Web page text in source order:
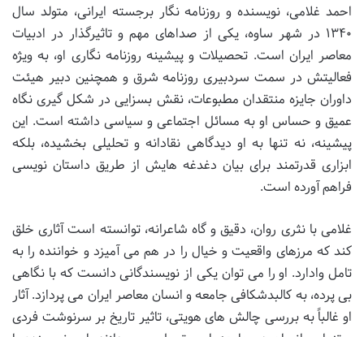
احمد غلامی، نویسنده و روزنامه نگار برجسته ایرانی، متولد سال
۱۳۴۰ در شهر ساوه، یکی از صداهای مهم و تاثیرگذار در ادبیات
معاصر ایران است. تحصیلات و پیشینه روزنامه نگاری او، به ویژه
فعالیتش در سمت سردبیری روزنامه شرق و همچنین دبیر هیئت
داوران جایزه منتقدان مطبوعات، نقش بسزایی در شکل گیری نگاه
عمیق و حساس او به مسائل اجتماعی و سیاسی داشته است. این
پیشینه، نه تنها به او دیدگاهی نقادانه و تحلیلی بخشیده، بلکه
ابزاری قدرتمند برای بیان دغدغه هایش از طریق داستان نویسی
فراهم آورده است.
غلامی با نثری روان، دقیق و گاه شاعرانه، توانسته است آثاری خلق
کند که مرزهای واقعیت و خیال را در هم می آمیزد و خواننده را به
تامل وادارد. او را می توان یکی از نویسندگانی دانست که با نگاهی
بی پرده، به کالبدشکافی جامعه و انسان معاصر ایران می پردازد. آثار
او غالباً به بررسی چالش های هویتی، تاثیر تاریخ بر سرنوشت فردی